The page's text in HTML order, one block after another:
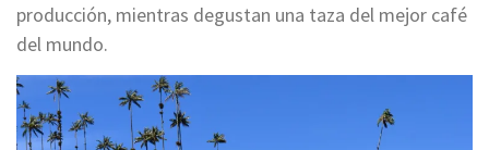
producción, mientras degustan una taza del mejor café
del mundo.